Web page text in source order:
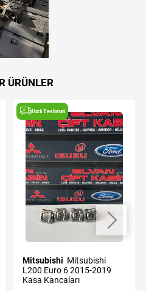
ÜRÜNLER
Hızlı Teslimat
Mitsubishi
L200 Euro 6 2015-2019
Kasa Kancaları